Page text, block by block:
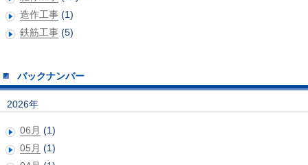
造作工事 (1)
鉄筋工事 (5)
バックナンバー
2026年
06月 (1)
05月 (1)